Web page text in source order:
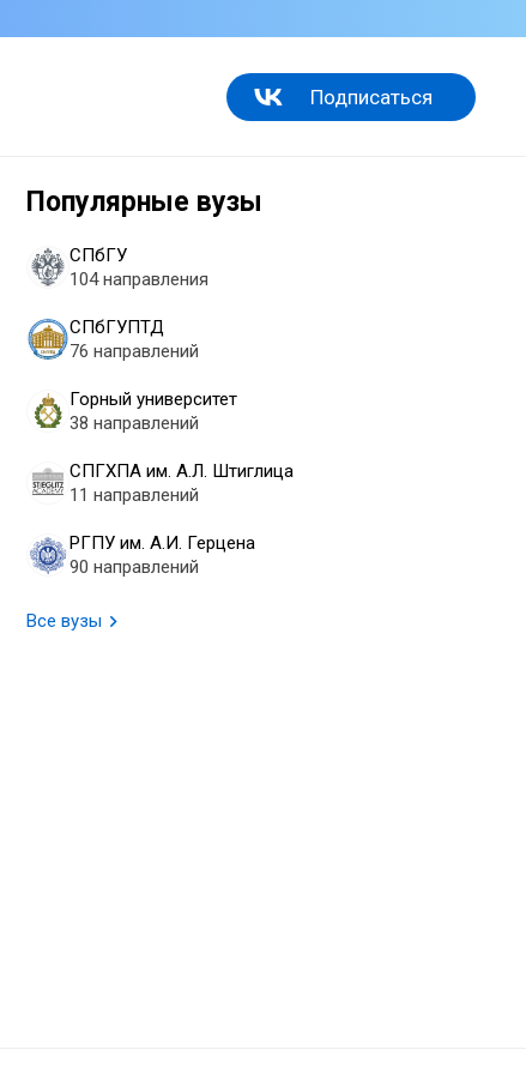
Подписаться
Популярные вузы
СПбГУ
104 направления
СПбГУПТД
76 направлений
Горный университет
38 направлений
СПГХПА им. А.Л. Штиглица
11 направлений
РГПУ им. А.И. Герцена
90 направлений
Все вузы